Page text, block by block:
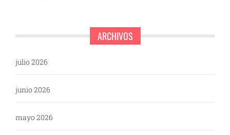
ARCHIVOS
julio 2026
junio 2026
mayo 2026